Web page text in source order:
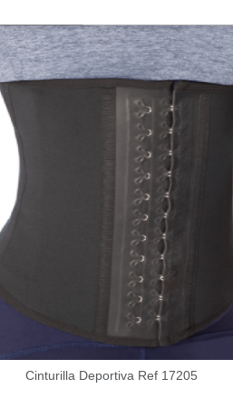
Cinturilla Deportiva Ref 17205